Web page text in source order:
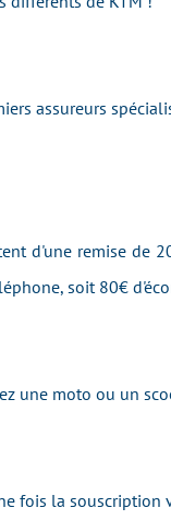
assureurs
d'une remise de
soit 80€
une moto ou un
fois la